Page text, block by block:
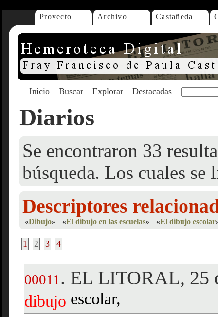
Proyecto Archivo Castañeda
Inicio Buscar Explorar Destacadas
Diarios
Se encontraron 33
búsqueda. Los cuales se
Descriptores
«Dibujo» «El dibujo en las escuelas» «El dibujo escolar
1 2 3 4
00011 . EL LITORAL, 25
dibujo escolar,